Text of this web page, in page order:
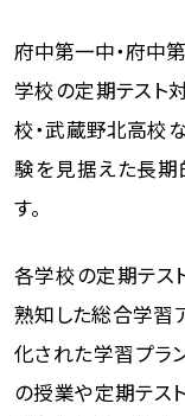
府中第一中・府中
学校の定期テスト
校・武蔵野北高校
験を見据えた長期
す。
各学校の定期テス
熟知した総合学習
化された学習プラ
の授業や定期テス